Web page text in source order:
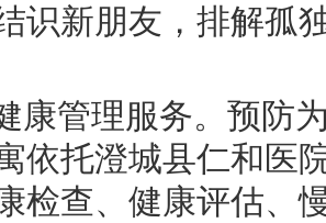
识新朋友，排解孤
康管理服务。预防
依托澄城县仁和医
检查、健康评估、